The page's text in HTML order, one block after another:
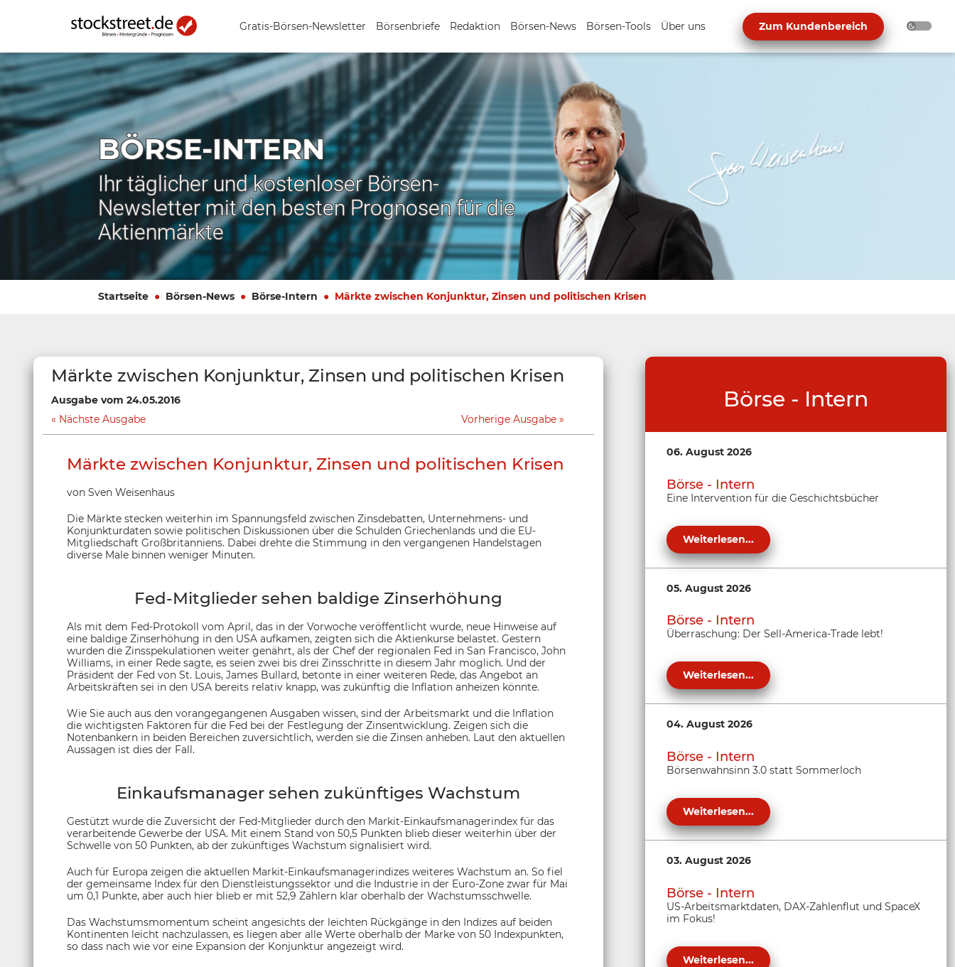
Gratis-Börsen-Newsletter Börsenbriefe Redaktion Börsen-News Börsen-Tools Über uns Zum Kundenbereich
BÖRSE-INTERN
Ihr täglicher und kostenloser Börsen-
Newsletter mit den besten Prognosen für die
Aktienmärkte
Startseite Börsen-News Börse-Intern Märkte zwischen Konjunktur, Zinsen und politischen Krisen
Märkte zwischen Konjunktur, Zinsen und politischen Krisen
Ausgabe vom 24.05.2016
Nächste Ausgabe
Vorherige Ausgabe
Märkte zwischen Konjunktur, Zinsen und politischen Krisen
von Sven Weisenhaus
Die Märkte stecken weiterhin im Spannungsfeld zwischen Zinsdebatten, Unternehmens- und
Konjunkturdaten sowie politischen Diskussionen über die Schulden Griechenlands und die EU-
Mitgliedschaft Großbritanniens. Dabei drehte die Stimmung in den vergangenen Handelstagen
diverse Male binnen weniger Minuten.
Fed-Mitglieder sehen baldige Zinserhöhung
Als mit dem Fed-Protokoll vom April, das in der Vorwoche veröffentlicht wurde, neue Hinweise auf
eine baldige Zinserhöhung in den USA aufkamen, zeigten sich die Aktienkurse belastet. Gestern
wurden die Zinsspekulationen weiter genährt, als der Chef der regionalen Fed in San Francisco, John
Williams, in einer Rede sagte, es seien zwei bis drei Zinsschritte in diesem Jahr möglich. Und der
Präsident der Fed von St. Louis, James Bullard, betonte in einer weiteren Rede, das Angebot an
Arbeitskräften sei in den USA bereits relativ knapp, was zukünftig die Inflation anheizen könnte.
Wie Sie auch aus den vorangegangenen Ausgaben wissen, sind der Arbeitsmarkt und die Inflation
die wichtigsten Faktoren für die Fed bei der Festlegung der Zinsentwicklung. Zeigen sich die
Notenbankern in beiden Bereichen zuversichtlich, werden sie die Zinsen anheben. Laut den aktuellen
Aussagen ist dies der Fall.
Einkaufsmanager sehen zukünftiges Wachstum
Gestützt wurde die Zuversicht der Fed-Mitglieder durch den Markit-Einkaufsmanagerindex für das
verarbeitende Gewerbe der USA. Mit einem Stand von 50,5 Punkten blieb dieser weiterhin über der
Schwelle von 50 Punkten, ab der zukünftiges Wachstum signalisiert wird.
Auch für Europa zeigen die aktuellen Markit-Einkaufsmanagerindizes weiteres Wachstum an. So fiel
der gemeinsame Index für den Dienstleistungssektor und die Industrie in der Euro-Zone zwar für Mai
um 0,1 Punkte, aber auch hier blieb er mit 52,9 Zählern klar oberhalb der Wachstumsschwelle.
Das Wachstumsmomentum scheint angesichts der leichten Rückgänge in den Indizes auf beiden
Kontinenten leicht nachzulassen, es liegen aber alle Werte oberhalb der Marke von 50 Indexpunkten,
so dass nach wie vor eine Expansion der Konjunktur angezeigt wird.
Börse - Intern
06. August 2026
Börse - Intern
Eine Intervention für die Geschichtsbücher
Weiterlesen...
05. August 2026
Börse - Intern
Überraschung: Der Sell-America-Trade lebt!
Weiterlesen...
04. August 2026
Börse - Intern
Börsenwahnsinn 3.0 statt Sommerloch
Weiterlesen...
03. August 2026
Börse - Intern
US-Arbeitsmarktdaten, DAX-Zahlenflut und SpaceX
im Fokus!
Weiterlesen...